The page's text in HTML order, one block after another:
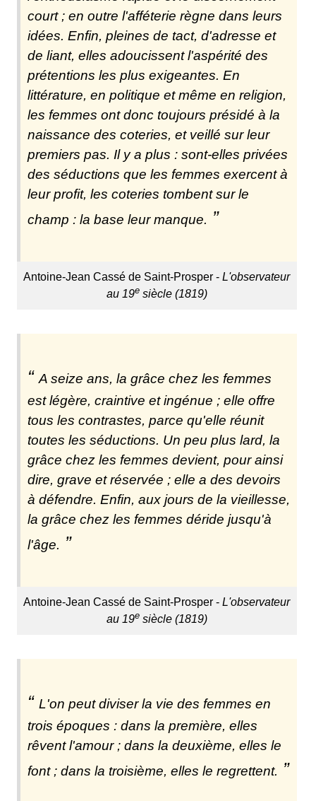
court ; en outre l'afféterie règne dans leurs
idées. Enfin, pleines de tact, d'adresse et
de liant, elles adoucissent l'aspérité des
prétentions les plus exigeantes. En
littérature, en politique et même en religion,
les femmes ont donc toujours présidé à la
naissance des coteries, et veillé sur leur
premiers pas. Il y a plus : sont-elles privées
des séductions que les femmes exercent à
leur profit, les coteries tombent sur le
champ : la base leur manque.
Antoine-Jean Cassé de Saint-Prosper -L'observateur
au 19esiècle (1819)
A seize ans, la grâce chez les femmes
est légère, craintive et ingénue ; elle offre
tous les contrastes, parce qu'elle réunit
toutes les séductions. Un peu plus lard, la
grâce chez les femmes devient, pour ainsi
dire, grave et réservée ; elle a des devoirs
à défendre. Enfin, aux jours de la vieillesse,
la grâce chez les femmes déride jusqu'à
l'âge.
Antoine-Jean Cassé de Saint-Prosper -L'observateur
au 19esiècle (1819)
L'on peut diviser la vie des femmes en
trois époques : dans la première, elles
rêvent l'amour ; dans la deuxième, elles le
font ; dans la troisième, elles le regrettent.